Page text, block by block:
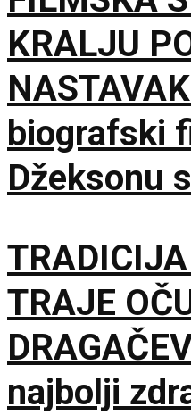
KRALJU
biografski
Džeksonu
TRAJE
najbolji